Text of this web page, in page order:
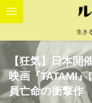
生き
【狂気】日本開
映画『TATAMI
員亡命の衝撃作